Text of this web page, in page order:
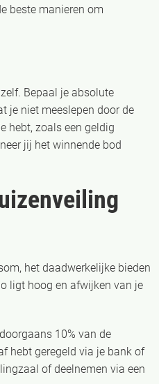
beste manieren om
Bepaal je absolute
je niet meeslepen door de
hebt, zoals een geldig
jij het winnende bod
het daadwerkelijke bieden
ligt hoog en afwijken van je
10% van de
hebt geregeld via je bank of
of deelnemen via een